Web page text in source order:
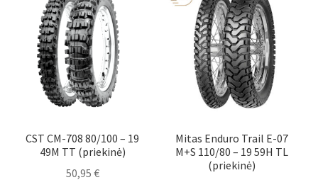
CST CM-708 80/100 – 19
49M TT (priekinė)
50,95 €
Mitas Enduro Trail E-07
M+S 110/80 – 19 59H TL
(priekinė)